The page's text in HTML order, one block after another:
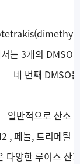
는 3개의 DMSO
네 번째 DMSO
일반적으로 산소
, 페놀, 트리메틸
다양한 루이스 산